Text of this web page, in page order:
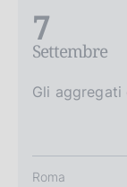
7
Settembre
Gli aggregati
Roma